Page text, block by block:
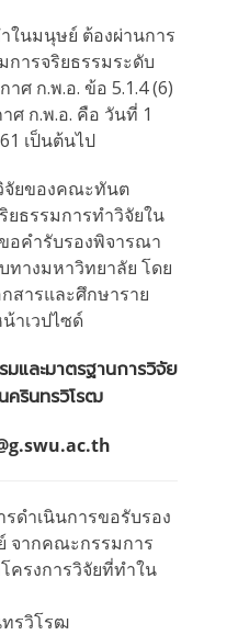
ในมนุษย์ ต้องผ่านการ
ารจริยธรรมระดับ
ศ ก.พ.อ. ข้อ 5.1.4 (6)
ศ ก.พ.อ. คือ วันที่ 1
เป็นต้นไป
จัยของคณะทันต
ธรรมการทำวิจัยใน
อคำรับรองพิจารณา
ทางมหาวิทยาลัย โดย
สารและศึกษาราย
าเวปไซด์
และมาตรฐานการวิจัย
ครินทรวิโรฒ
นินการขอรับรอง
จากคณะกรรมการ
ครงการวิจัยที่ทำใน
รวิโรฒ